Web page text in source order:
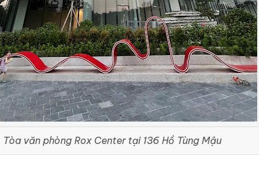
Tòa văn phòng Rox Center tại 136 Hồ Tùng Mậu